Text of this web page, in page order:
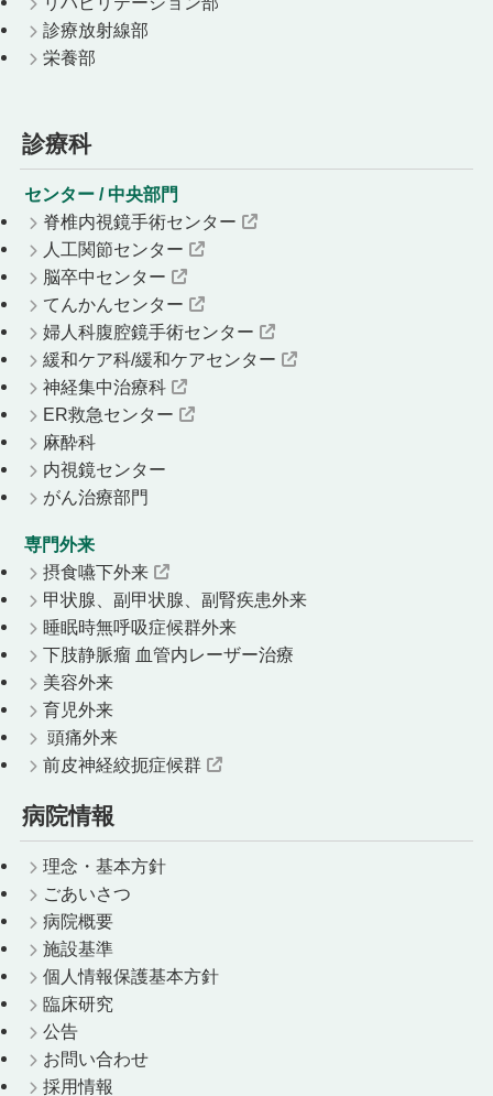
診療放射線部
栄養部
診療科
センター / 中央部門
脊椎内視鏡手術センター
人工関節センター
脳卒中センター
てんかんセンター
婦人科腹腔鏡手術センター
緩和ケア科/緩和ケアセンター
神経集中治療科
ER救急センター
麻酔科
内視鏡センター
がん治療部門
専門外来
摂食嚥下外来
甲状腺、副甲状腺、副腎疾患外来
睡眠時無呼吸症候群外来
下肢静脈瘤 血管内レーザー治療
美容外来
育児外来
頭痛外来
前皮神経絞扼症候群
病院情報
理念・基本方針
ごあいさつ
病院概要
施設基準
個人情報保護基本方針
臨床研究
公告
お問い合わせ
採用情報